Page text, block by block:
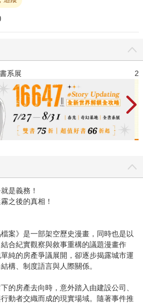
系展
是義務！
之後的真相！
檔案》是一部架空歷史漫畫，同時也是以
合紀實觀察與敘事重構的議題漫畫作
純的房產爭議展開，卻逐步揭露城市運
構、制度語言與人際關係。
的房產去向時，意外踏入由建設公司、
動者交織而成的現實場域。隨著事件推